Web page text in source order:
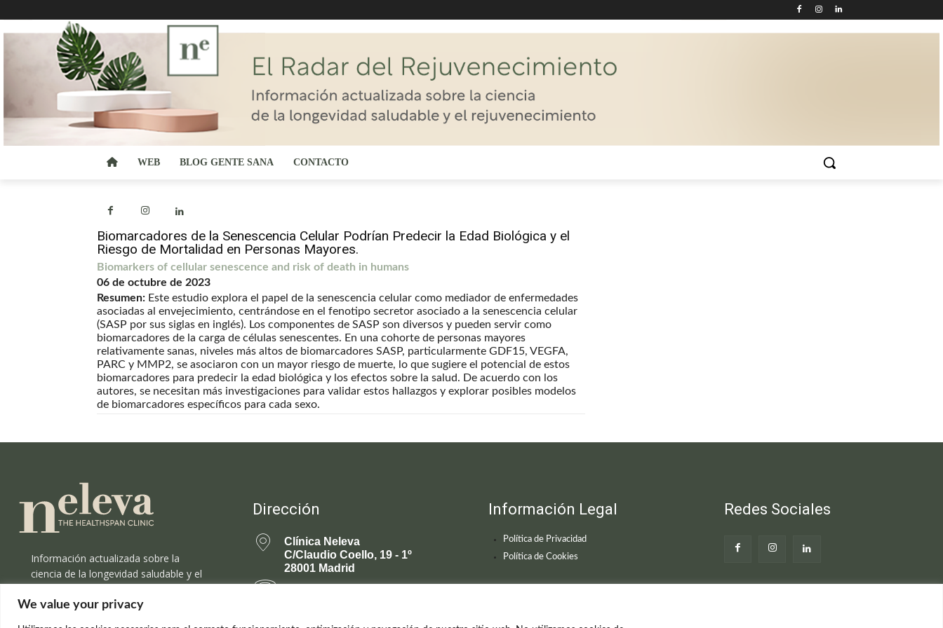
We value your privacy
WEB BLOG GENTE SANA CONTACTO
Biomarcadores de la Senescencia Celular Podrían Predecir la Edad Biológica y el
Riesgo de Mortalidad en Personas Mayores.
Biomarkers of cellular senescence and risk of death in humans
06 de octubre de 2023
Resumen: Este estudio explora el papel de la senescencia celular como mediador de enfermedades
asociadas al envejecimiento, centrándose en el fenotipo secretor asociado a la senescencia celular
(SASP por sus siglas en inglés). Los componentes de SASP son diversos y pueden servir como
biomarcadores de la carga de células senescentes. En una cohorte de personas mayores
relativamente sanas, niveles más altos de biomarcadores SASP, particularmente GDF15, VEGFA,
PARC y MMP2, se asociaron con un mayor riesgo de muerte, lo que sugiere el potencial de estos
biomarcadores para predecir la edad biológica y los efectos sobre la salud. De acuerdo con los
autores, se necesitan más investigaciones para validar estos hallazgos y explorar posibles modelos
de biomarcadores específicos para cada sexo.
Información actualizada sobre la
ciencia de la longevidad saludable y el
Dirección
Clínica Neleva
C/Claudio Coello, 19 - 1º
28001 Madrid
Información Legal
Política de Privacidad
Política de Cookies
Redes Sociales